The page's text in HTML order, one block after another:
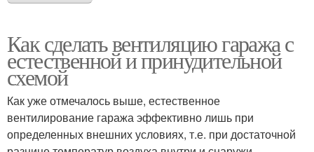
Как сделать вентиляцию гаража с
естественной и принудительной
схемой
Как уже отмечалось выше, естественное
вентилирование гаража эффективно лишь при
определенных внешних условиях, т.е. при достаточной